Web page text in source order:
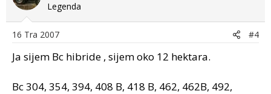
Legenda
16 Tra 2007 #4
Ja sijem Bc hibride , sijem oko 12 hektara.
Bc 304, 354, 394, 408 B, 418 B, 462, 462B, 492,